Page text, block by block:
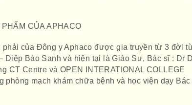
CỦA APHACO
của Đông y Aphaco được gia truyền từ 3 đời
Bảo Sanh và hiện tại là Giáo Sư, Bác sĩ : Dr
CT Centre và OPEN INTERATIONAL COLLEGE
phòng mạch khám chữa bệnh và học viện dạy Bác